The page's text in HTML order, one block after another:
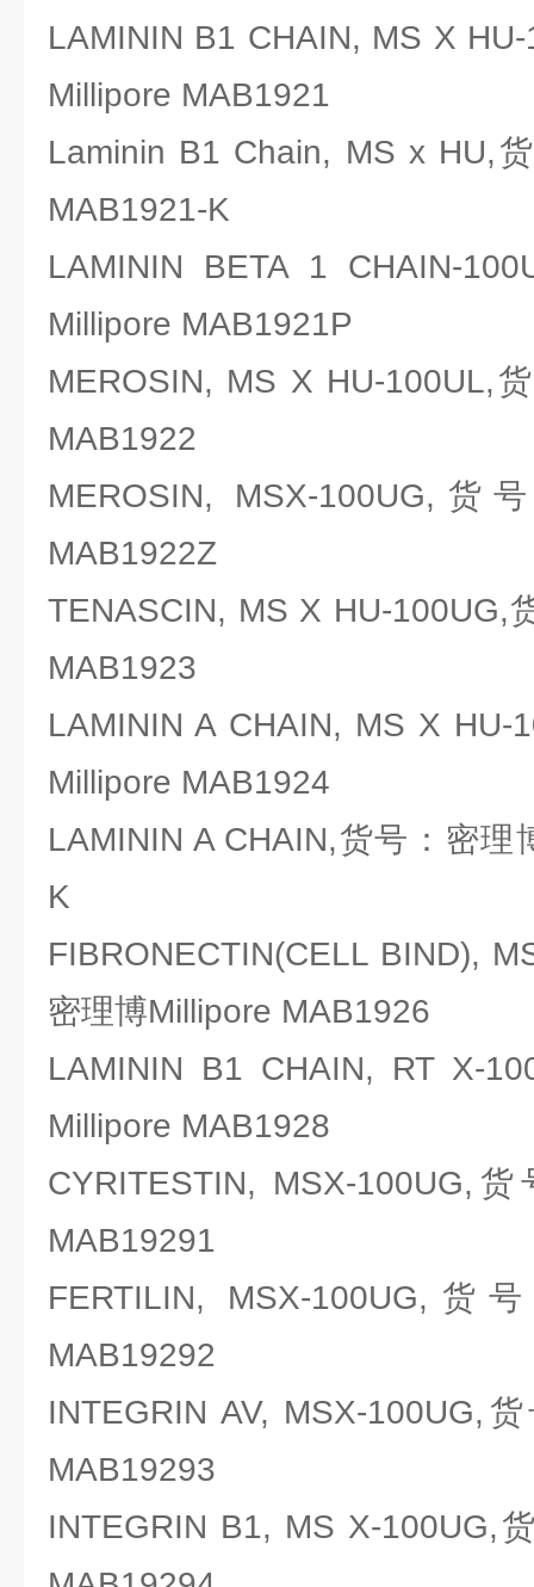
LAMININ B1 CHAIN, MS X
Millipore MAB1921
Laminin B1 Chain, MS x HU,
MAB1921-K
LAMININ BETA 1 CHAIN-
Millipore MAB1921P
MEROSIN, MS X HU-100UL,
MAB1922
MEROSIN, MSX-100UG,货
MAB1922Z
TENASCIN, MS X HU-100UG,
MAB1923
LAMININ A CHAIN, MS X
Millipore MAB1924
LAMININ A CHAIN,货号：密理
K
FIBRONECTIN(CELL BIND),
密理博Millipore MAB1926
LAMININ B1 CHAIN, RT X-
Millipore MAB1928
CYRITESTIN, MSX-100UG,
MAB19291
FERTILIN, MSX-100UG,货
MAB19292
INTEGRIN AV, MSX-100UG,
MAB19293
INTEGRIN B1, MS X-100UG,